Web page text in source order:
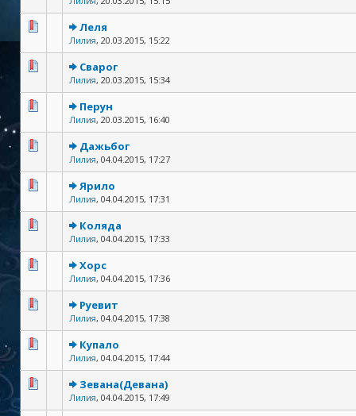
Леля
Лилия, 20.03.2015, 15:22
Сварог
Лилия, 20.03.2015, 15:34
Перун
Лилия, 20.03.2015, 16:40
Дажьбог
Лилия, 04.04.2015, 17:27
Ярило
Лилия, 04.04.2015, 17:31
Коляда
Лилия, 04.04.2015, 17:33
Хорс
Лилия, 04.04.2015, 17:36
Руевит
Лилия, 04.04.2015, 17:38
Купало
Лилия, 04.04.2015, 17:44
Зевана(Девана)
Лилия, 04.04.2015, 17:49